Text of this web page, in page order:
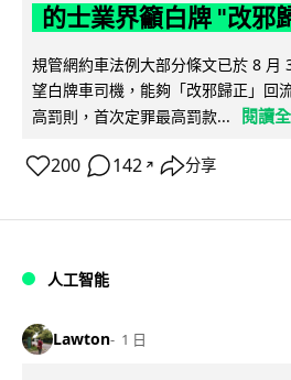
的士業界籲白牌 "改邪
規管網約車法例大部分條文已於 8 月
望白牌車司機，能夠「改邪歸正」回
高罰則，首次定罪最高罰款...
閱讀
200 142 ↗ 分享
人工智能
Lawton 1 日